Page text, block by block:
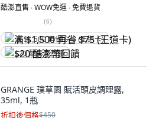
酷澎直售 ∙ WOW免運 ∙ 免費退貨
(6)
满 $1,500 再省 $75 (王道卡)
$20 酷澎幣回饋
GRANGE 璞草園 賦活頭皮調理露,
35ml, 1瓶
折扣後價格$450